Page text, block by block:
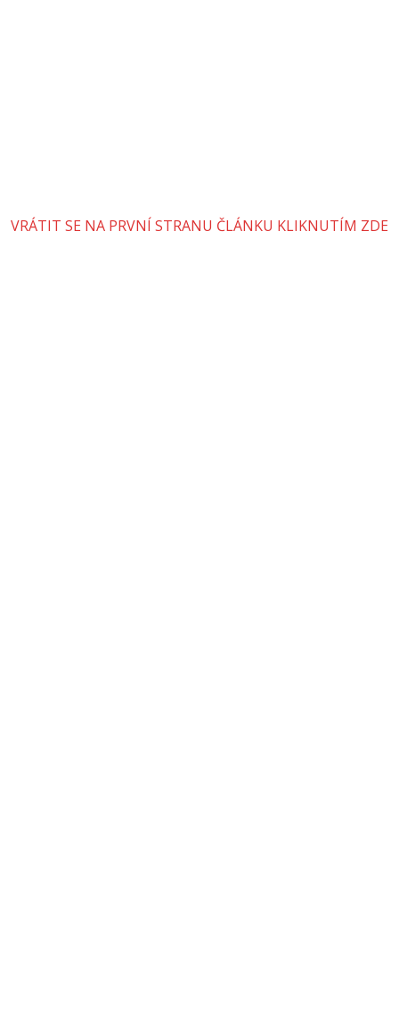
VRÁTIT SE NA PRVNÍ STRANU ČLÁNKU KLIKNUTÍM ZDE